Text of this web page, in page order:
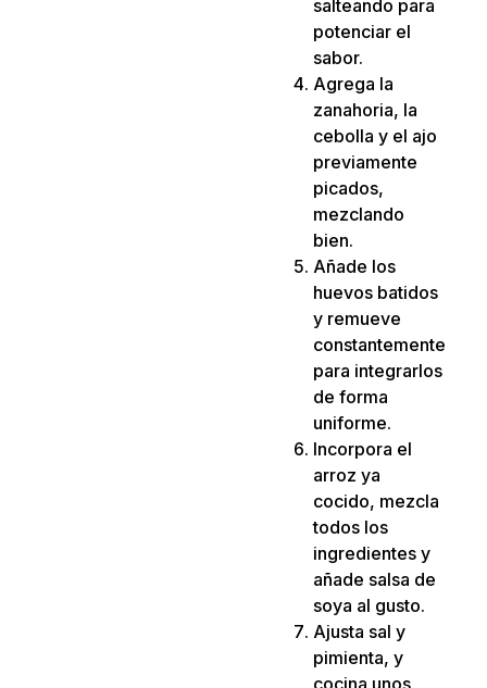
salteando para
potenciar el
sabor.
Agrega la
zanahoria, la
cebolla y el ajo
previamente
picados,
mezclando
bien.
Añade los
huevos batidos
y remueve
constantemente
para integrarlos
de forma
uniforme.
Incorpora el
arroz ya
cocido, mezcla
todos los
ingredientes y
añade salsa de
soya al gusto.
Ajusta sal y
pimienta, y
cocina unos